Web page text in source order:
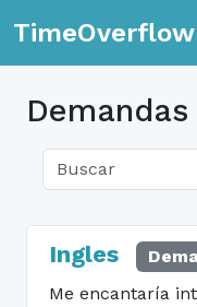
TimeOverflow
Demandas
Ingles
Me encantaría